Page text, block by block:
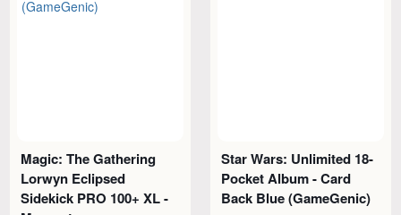
Magic: The Gathering
Lorwyn Eclipsed
Sidekick PRO 100+ XL -
Star Wars: Unlimited 18-
Pocket Album - Card
Back Blue (GameGenic)